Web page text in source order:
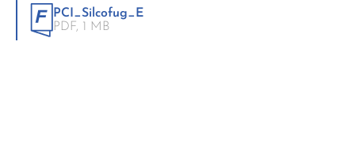
PCI_Silcofug_E
PDF, 1 MB